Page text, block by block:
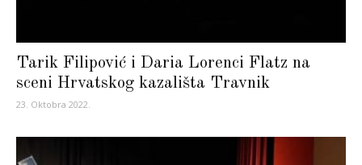
Tarik Filipović i Daria Lorenci Flatz na
sceni Hrvatskog kazališta Travnik
23. Oktobra 2022.